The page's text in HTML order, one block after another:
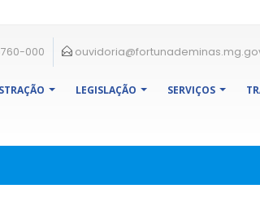
000
LEGISLAÇÃO SERVIÇOS